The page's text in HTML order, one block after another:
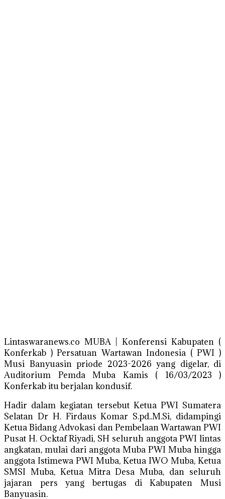
Lintaswaranews.co MUBA | Konferensi Kabupaten (
Konferkab ) Persatuan Wartawan Indonesia ( PWI )
Musi Banyuasin priode 2023-2026 yang digelar, di
Auditorium Pemda Muba Kamis ( 16/03/2023 )
Konferkab itu berjalan kondusif.
Hadir dalam kegiatan tersebut Ketua PWI Sumatera
Selatan Dr H. Firdaus Komar S.pd..M.Si, didampingi
Ketua Bidang Advokasi dan Pembelaan Wartawan PWI
Pusat H. Ocktaf Riyadi, SH seluruh anggota PWI lintas
angkatan, mulai dari anggota Muba PWI Muba hingga
anggota Istimewa PWI Muba, Ketua IWO Muba, Ketua
SMSI Muba, Ketua Mitra Desa Muba, dan seluruh
jajaran pers yang bertugas di Kabupaten Musi
Banyuasin.